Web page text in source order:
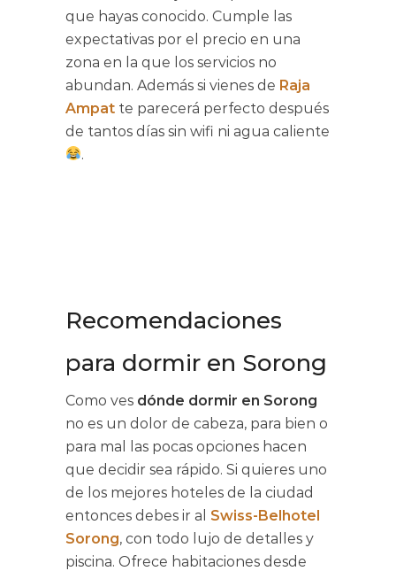
que hayas conocido. Cumple las
expectativas por el precio en una
zona en la que los servicios no
abundan. Además si vienes de Raja
Ampat te parecerá perfecto después
de tantos días sin wifi ni agua caliente
.
Recomendaciones
para dormir en Sorong
Como ves dónde dormir en Sorong
no es un dolor de cabeza, para bien o
para mal las pocas opciones hacen
que decidir sea rápido. Si quieres uno
de los mejores hoteles de la ciudad
entonces debes ir al Swiss-Belhotel
Sorong, con todo lujo de detalles y
piscina. Ofrece habitaciones desde